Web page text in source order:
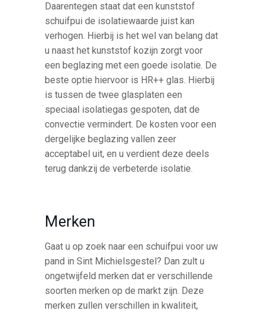
Daarentegen staat dat een kunststof
schuifpui de isolatiewaarde juist kan
verhogen. Hierbij is het wel van belang dat
u naast het kunststof kozijn zorgt voor
een beglazing met een goede isolatie. De
beste optie hiervoor is HR++ glas. Hierbij
is tussen de twee glasplaten een
speciaal isolatiegas gespoten, dat de
convectie vermindert. De kosten voor een
dergelijke beglazing vallen zeer
acceptabel uit, en u verdient deze deels
terug dankzij de verbeterde isolatie.
Merken
Gaat u op zoek naar een schuifpui voor uw
pand in Sint Michielsgestel? Dan zult u
ongetwijfeld merken dat er verschillende
soorten merken op de markt zijn. Deze
merken zullen verschillen in kwaliteit,